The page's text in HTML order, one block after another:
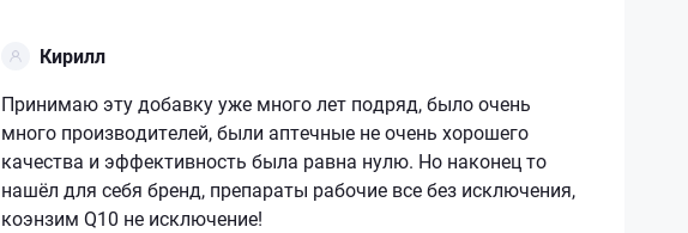
Кирилл
Принимаю эту добавку уже много лет подряд, было очень
много производителей, были аптечные не очень хорошего
качества и эффективность была равна нулю. Но наконец то
нашёл для себя бренд, препараты рабочие все без исключения,
коэнзим Q10 не исключение!